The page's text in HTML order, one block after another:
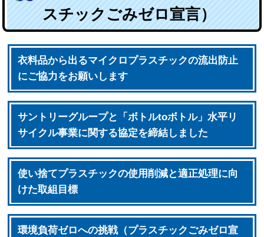
スチックごみゼロ宣言）
衣料品から出るマイクロプラスチックの流出防止
にご協力をお願いします
サントリーグループと「ボトルtoボトル」水平リ
サイクル事業に関する協定を締結しました
使い捨てプラスチックの使用削減と適正処理に向
けた取組目標
環境負荷ゼロへの挑戦（プラスチックごみゼロ宣